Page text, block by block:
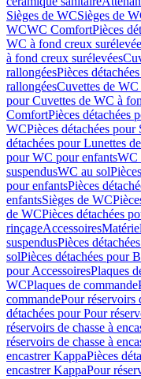
Sièges de WCSièges de
WCWC ComfortPièces
WC à fond creux
à fond creux surélevées
rallongéesPièces
rallongéesCuvettes de
pour Cuvettes de WC à
ComfortPièces détachées
WCPièces détachées pour
détachées pour Lunettes
pour WC pour enfantsWC
suspendusWC au sol
pour enfantsPièces
enfantsSièges de WC
de WCPièces détachées
rinçageAccessoires
suspendusPièces
solPièces détachées pour
pour AccessoiresPlaques
WCPlaques de commande
commandePour réservoirs
détachées pour Pour
réservoirs de chasse à
réservoirs de chasse à
encastrer KappaPièces
encastrer KappaPour